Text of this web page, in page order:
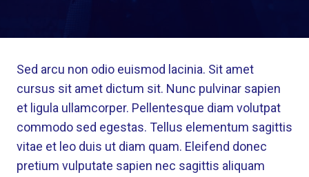
Sed arcu non odio euismod lacinia. Sit amet
cursus sit amet dictum sit. Nunc pulvinar sapien
et ligula ullamcorper. Pellentesque diam volutpat
commodo sed egestas. Tellus elementum sagittis
vitae et leo duis ut diam quam. Eleifend donec
pretium vulputate sapien nec sagittis aliquam